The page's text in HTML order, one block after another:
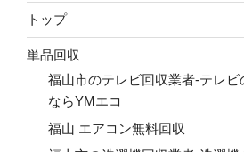
トップ
単品回収
福山市のテレビ回収業者-テレ
ならYMエコ
福山 エアコン無料回収